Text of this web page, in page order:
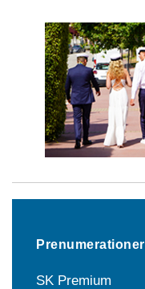
Prenumerationer
SK Premium